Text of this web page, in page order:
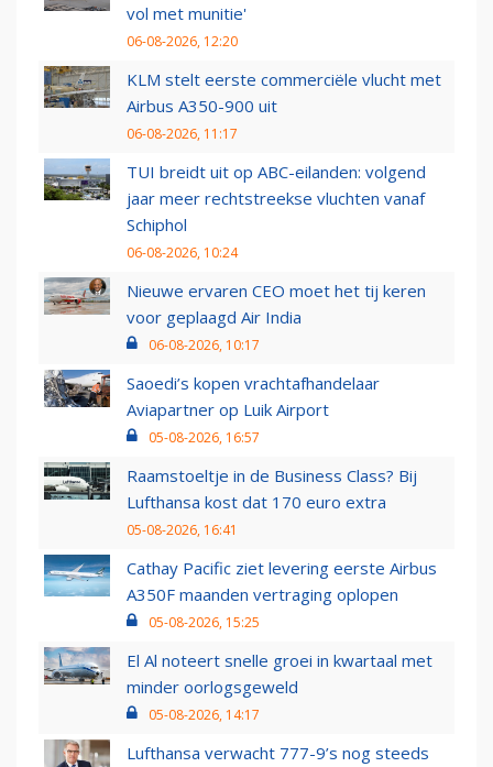
vol met munitie'
06-08-2026, 12:20
KLM stelt eerste commerciële vlucht met
Airbus A350-900 uit
06-08-2026, 11:17
TUI breidt uit op ABC-eilanden: volgend
jaar meer rechtstreekse vluchten vanaf
Schiphol
06-08-2026, 10:24
Nieuwe ervaren CEO moet het tij keren
voor geplaagd Air India
06-08-2026, 10:17
Saoedi’s kopen vrachtafhandelaar
Aviapartner op Luik Airport
05-08-2026, 16:57
Raamstoeltje in de Business Class? Bij
Lufthansa kost dat 170 euro extra
05-08-2026, 16:41
Cathay Pacific ziet levering eerste Airbus
A350F maanden vertraging oplopen
05-08-2026, 15:25
El Al noteert snelle groei in kwartaal met
minder oorlogsgeweld
05-08-2026, 14:17
Lufthansa verwacht 777-9’s nog steeds